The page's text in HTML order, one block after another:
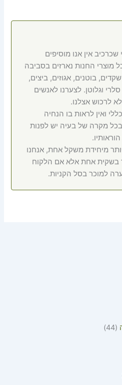
44
אין אנו מוסיפים
מוצרי החנות נארזים בסביבה
בוטנים, אגוזים, ביצים,
וגלוטן. לצערנו לאנשים
לרכוש אצלנו.
ואין לראות בו הנחיה
בכל מקרה של בעיה יש לפנות
מיחידת משקל אחת, אנחנו
בשקית אחת אלא אם הלקוח
למוכר בסל הקניות.